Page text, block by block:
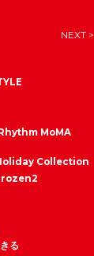
NEXT >
MoMA
Collection
る